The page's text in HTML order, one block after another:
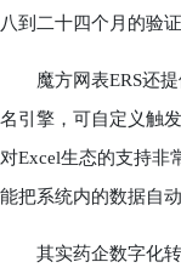
八到二十四个月的验
魔方网表ERS还提
名引擎，可自定义触
对Excel生态的支持
能把系统内的数据自
其实药企数字化转